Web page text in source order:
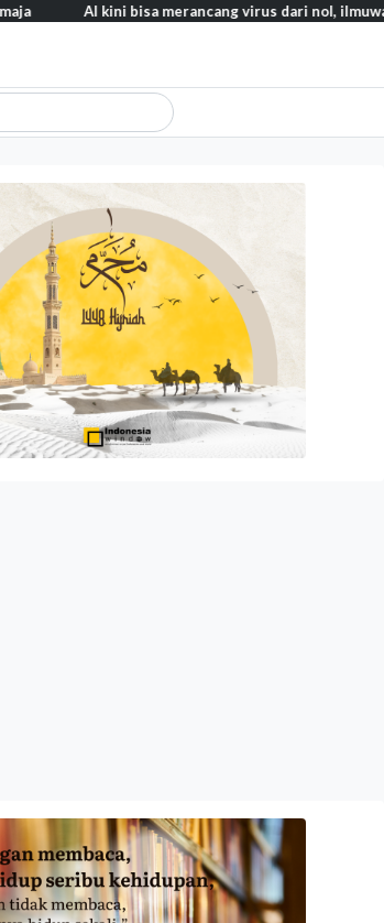
AI kini bisa merancang virus dari nol, ilmuwan